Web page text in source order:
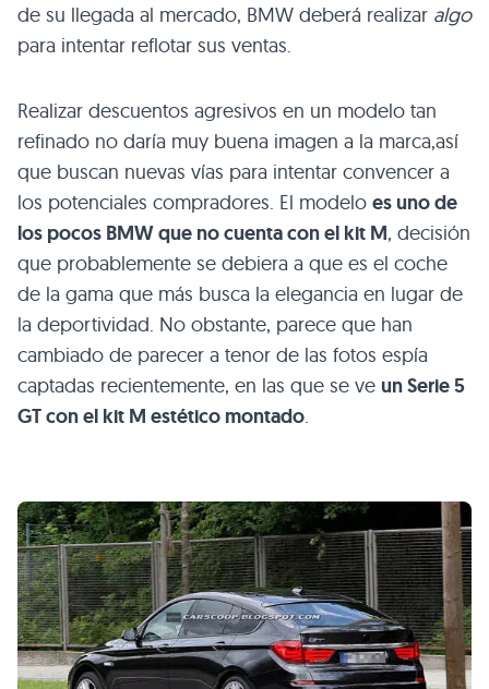
de su llegada al mercado, BMW deberá realizar algo
para intentar reflotar sus ventas.
Realizar descuentos agresivos en un modelo tan
refinado no daría muy buena imagen a la marca,así
que buscan nuevas vías para intentar convencer a
los potenciales compradores. El modelo es uno de
los pocos BMWque no cuenta con el kit M, decisión
que probablemente se debiera a que es el coche
de la gama que más busca la elegancia en lugar de
la deportividad. No obstante, parece que han
cambiado de parecer a tenor de las fotos espía
captadas recientemente, en las que se ve un Serie 5
GT con el kit M estético montado.